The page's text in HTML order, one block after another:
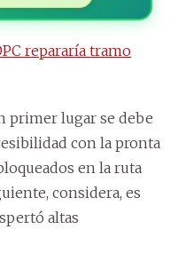
repararía tramo
primer lugar se debe
con la pronta
en la ruta
considera, es
altas